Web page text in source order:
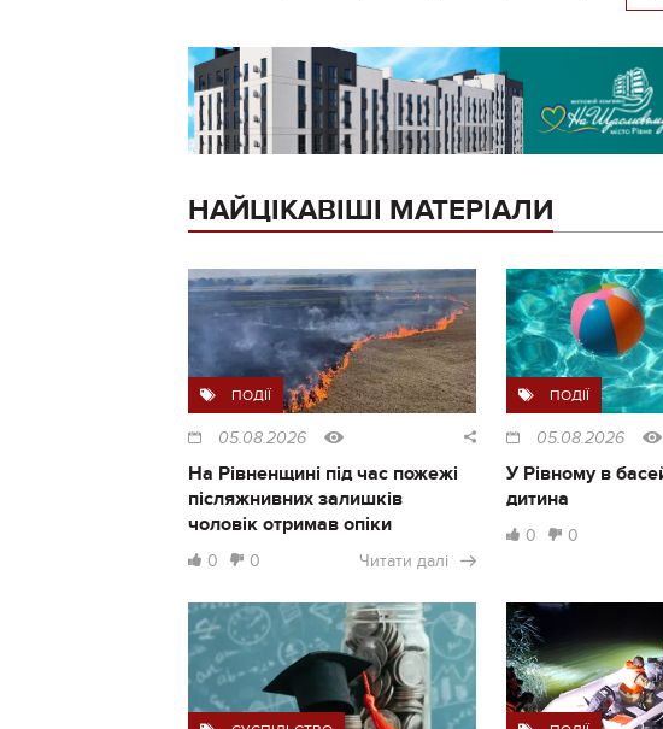
НАЙЦІКАВІШІ МАТЕРІАЛИ
ПОДІЇ
05.08.2026
На Рівненщині під час пожежі
післяжнивних залишків
чоловік отримав опіки
0 0 Читати далі
ПОДІЇ
05.08.2026
У Рівному в
дитина
0 0